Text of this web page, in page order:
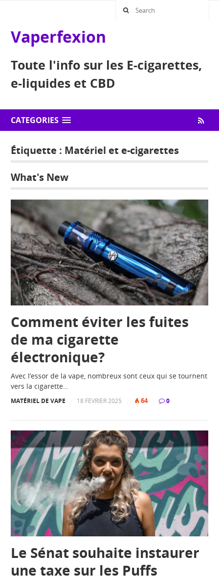
Vaperfexion
Toute l'info sur les E-cigarettes,
e-liquides et CBD
CATEGORIES
Étiquette : Matériel et e-cigarettes
What's New
Comment éviter les fuites
de ma cigarette
électronique?
Avec l’essor de la vape, nombreux sont ceux qui se tournent
vers la cigarette…
MATÉRIEL DE VAPE 18 FÉVRIER 2025 64 0
Le Sénat souhaite instaurer
une taxe sur les Puffs